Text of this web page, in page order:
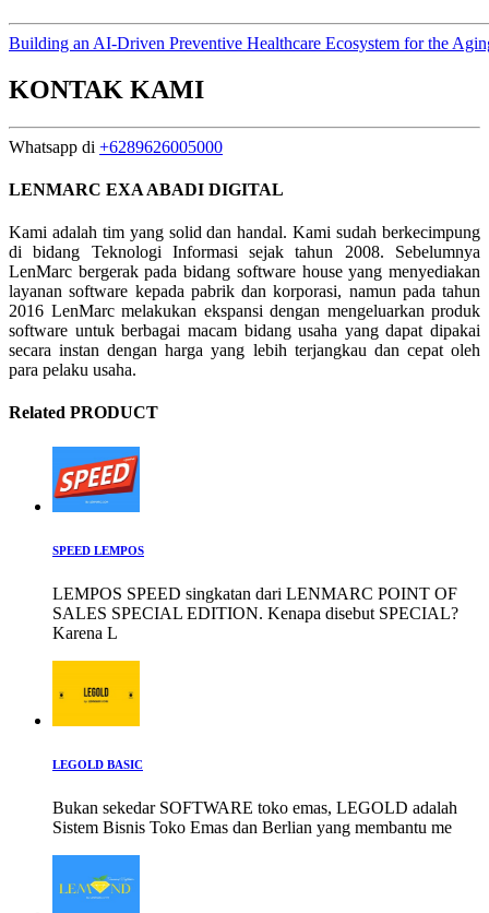
Building an AI-Driven Preventive Healthcare Ecosystem for the
KONTAK KAMI
Whatsapp di +6289626005000
LENMARC EXA ABADI DIGITAL
Kami adalah tim yang solid dan handal. Kami sudah berkecimpung
di bidang Teknologi Informasi sejak tahun 2008. Sebelumnya
LenMarc bergerak pada bidang software house yang menyediakan
layanan software kepada pabrik dan korporasi, namun pada tahun
2016 LenMarc melakukan ekspansi dengan mengeluarkan produk
software untuk berbagai macam bidang usaha yang dapat dipakai
secara instan dengan harga yang lebih terjangkau dan cepat oleh
para pelaku usaha.
Related PRODUCT
SPEED LEMPOS
LEMPOS SPEED singkatan dari LENMARC POINT OF
SALES SPECIAL EDITION. Kenapa disebut SPECIAL?
Karena L
LEGOLD BASIC
Bukan sekedar SOFTWARE toko emas, LEGOLD adalah
Sistem Bisnis Toko Emas dan Berlian yang membantu me